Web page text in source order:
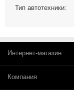
Тип автотехники:
Интернет-магазин
Компания